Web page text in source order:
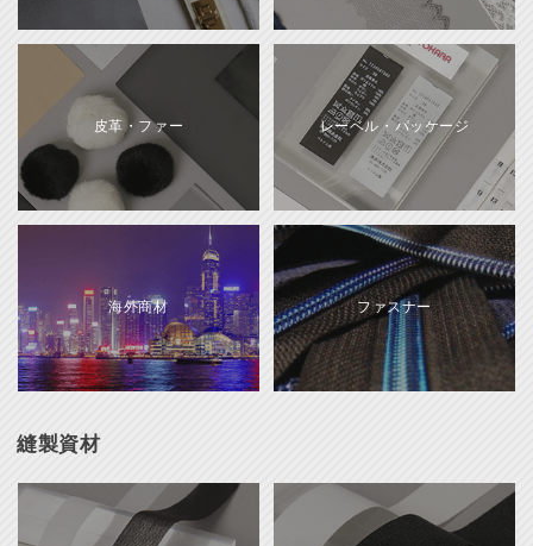
皮革・ファー レーベル・パッケージ
海外商材 ファスナー
縫製資材